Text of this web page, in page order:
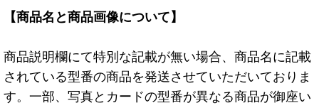
【商品名と商品画像について】
商品説明欄にて特別な記載が無い場合、商品名に記載
されている型番の商品を発送させていただいておりま
す。一部、写真とカードの型番が異なる商品が御座い